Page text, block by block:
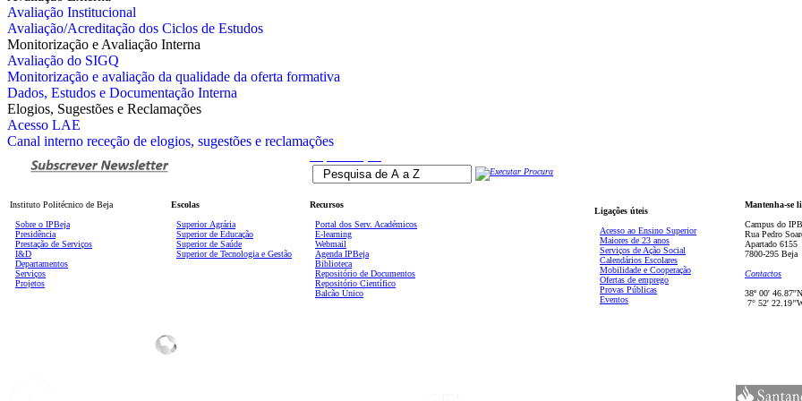
Avaliação Institucional
Avaliação/Acreditação dos Ciclos de Estudos
Monitorização e Avaliação Interna
Avaliação do SIGQ
Monitorização e avaliação da qualidade da oferta formativa
Dados, Estudos e Documentação Interna
Elogios, Sugestões e Reclamações
Acesso LAE
Canal interno receção de elogios, sugestões e reclamações
Instituto Politécnico de Beja
Sobre o IPBeja
Presidência
Prestação de Serviços
I&D
Departamentos
Serviços
Projetos
Escolas
Superior Agrária
Superior de Educação
Superior de Saúde
Superior de Tecnologia e Gestão
Recursos
Portal dos Serv. Académicos
E-learning
Webmail
Agenda IPBeja
Biblioteca
Repositório de Documentos
Repositório Científico
Balcão Único
Ligações úteis
Acesso ao Ensino Superior
Maiores de 23 anos
Serviços de Ação Social
Calendários Escolares
Mobilidade e Cooperação
Ofertas de emprego
Provas Públicas
Eventos
Mantenha-se
Campus do
Rua Pedro
Apartado 6155
7800-295 Beja
Contactos
38º 00' 46.87''N
7° 52'